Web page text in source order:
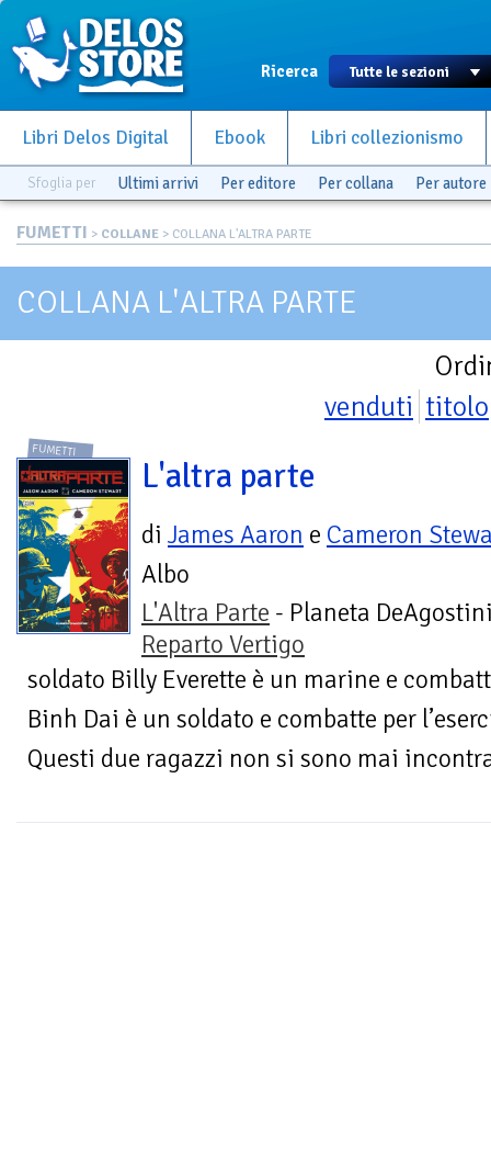
Ricerca
Libri Delos Digital Ebook Libri collezionismo
Sfoglia per Ultimi arrivi Per editore Per collana Per autore
FUMETTI > COLLANE > COLLANA L'ALTRA PARTE
COLLANA L'ALTRA PARTE
venduti titolo
FUMETTI
L'altra parte
di James Aaron e Cameron
Albo
L'Altra Parte - Planeta
Reparto Vertigo
soldato Billy Everette è un marine e
Binh Dai è un soldato e combatte per
Questi due ragazzi non si sono mai